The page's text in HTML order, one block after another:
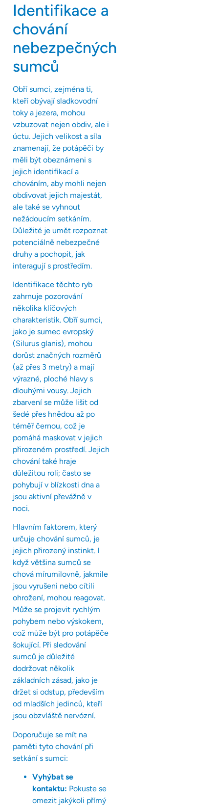
Identifikace a
chování
nebezpečných
sumců
Obří sumci, zejména ti,
kteří obývají sladkovodní
toky a jezera, mohou
vzbuzovat nejen obdiv, ale i
úctu. Jejich velikost a síla
znamenají, že potápěči by
měli být obeznámeni s
jejich identifikací a
chováním, aby mohli nejen
obdivovat jejich majestát,
ale také se vyhnout
nežádoucím setkáním.
Důležité je umět rozpoznat
potenciálně nebezpečné
druhy a pochopit, jak
interagují s prostředím.
Identifikace těchto ryb
zahrnuje pozorování
několika klíčových
charakteristik. Obří sumci,
jako je sumec evropský
(Silurus glanis), mohou
dorůst značných rozměrů
(až přes 3 metry) a mají
výrazné, ploché hlavy s
dlouhými vousy. Jejich
zbarvení se může lišit od
šedé přes hnědou až po
téměř černou, což je
pomáhá maskovat v jejich
přirozeném prostředí. Jejich
chování také hraje
důležitou roli; často se
pohybují v blízkosti dna a
jsou aktivní převážně v
noci.
Hlavním faktorem, který
určuje chování sumců, je
jejich přirozený instinkt. I
když většina sumců se
chová mírumilovně, jakmile
jsou vyrušeni nebo cítili
ohrožení, mohou reagovat.
Může se projevit rychlým
pohybem nebo výskokem,
což může být pro potápěče
šokující. Při sledování
sumců je důležité
dodržovat několik
základních zásad, jako je
držet si odstup, především
od mladších jedinců, kteří
jsou obzvláště nervózní.
Doporučuje se mít na
paměti tyto chování při
setkání s sumci:
Vyhýbat se
kontaktu: Pokuste se
omezit jakýkoli přímý